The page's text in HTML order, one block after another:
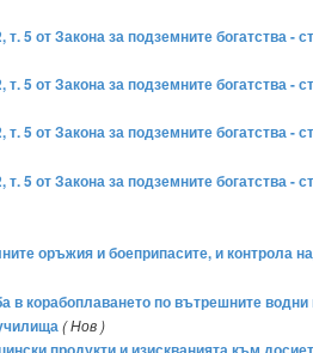
5 от Закона за подземните богатства -
5 от Закона за подземните богатства -
5 от Закона за подземните богатства -
5 от Закона за подземните богатства -
оръжия и боеприпасите, и контрола
в корабоплаването по вътрешните
( Нов )